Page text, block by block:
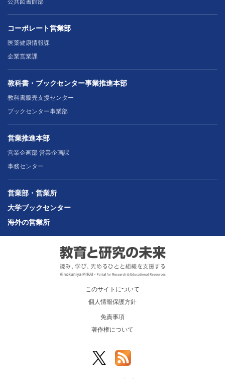
公共図書館部
コーポレート営業部
医薬健康情報課
企業営業課
教科書・ブックセンター事業推進本部
教科書販売支援センター
ブックセンター事業部
営業推進本部
営業企画部 営業企画課
事務センター
営業部・営業所
大学ブックセンター
海外の営業所
このサイトについて
個人情報保護方針
免責事項
著作権について